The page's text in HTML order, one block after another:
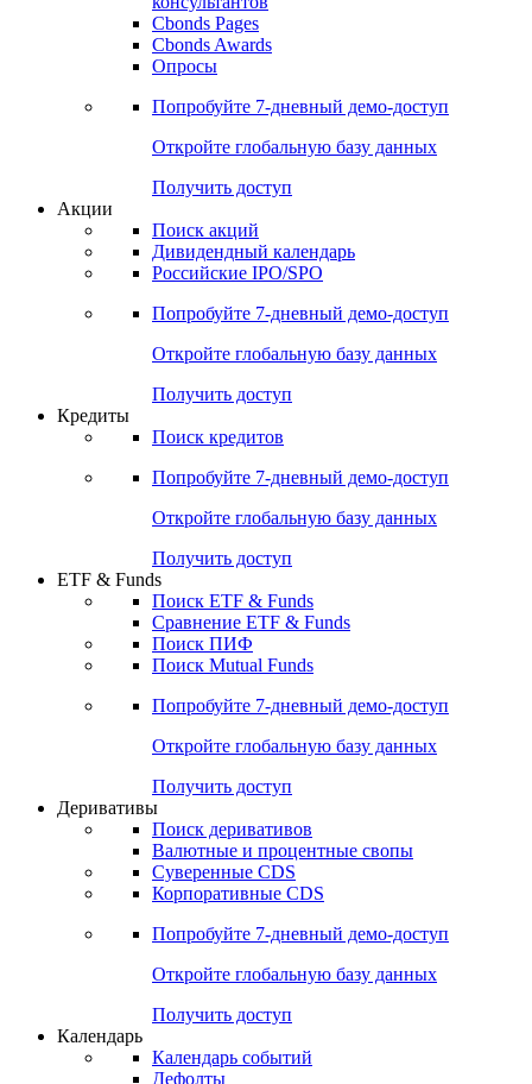
Ломбардные списки
Участники рынка
Рэнкинги инвест. банков и юр.
Cbonds Pages
Опросы
Попробуйте7-дневный
Откройте глобальную базу данных
Получить доступ
Поиск акций
Российские IPO/SPO
Попробуйте7-дневный
Откройте глобальную базу данных
Получить доступ
Поиск кредитов
Попробуйте7-дневный
Откройте глобальную базу данных
Получить доступ
ETF & Funds
Сравнение ETF & Funds
Поиск Mutual Funds
Попробуйте7-дневный
Откройте глобальную базу данных
Получить доступ
Деривативы
Валютные и процентные свопы
Корпоративные CDS
Попробуйте7-дневный
Откройте глобальную базу данных